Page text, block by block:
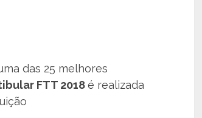
das 25 melhores
FTT 2018é realizada